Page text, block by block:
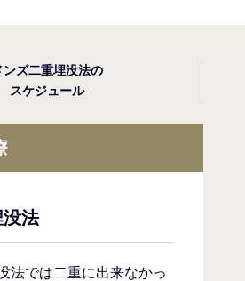
ンズ二重埋没法の
スケジュール
法
法では二重に出来なかっ